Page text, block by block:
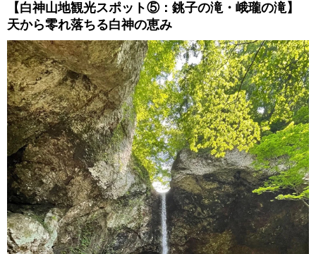
【白神山地観光スポット⑤：銚子の滝・峨瓏の滝】
天から零れ落ちる白神の恵み